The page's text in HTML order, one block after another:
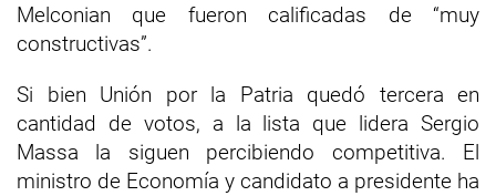
Melconian que fueron calificadas de “muy
constructivas”.
Si bien Unión por la Patria quedó tercera en
cantidad de votos, a la lista que lidera Sergio
Massa la siguen percibiendo competitiva. El
ministro de Economía y candidato a presidente ha